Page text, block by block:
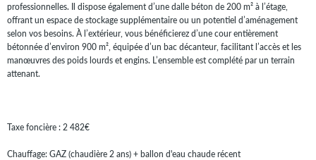
professionnelles. Il dispose également d’une dalle béton de 200 m² à l’étage,
offrant un espace de stockage supplémentaire ou un potentiel d’aménagement
selon vos besoins. À l’extérieur, vous bénéficierez d’une cour entièrement
bétonnée d’environ 900 m², équipée d’un bac décanteur, facilitant l’accès et les
manœuvres des poids lourds et engins. L’ensemble est complété par un terrain
attenant.
Taxe foncière : 2 482€
Chauffage: GAZ (chaudière 2 ans) + ballon d'eau chaude récent